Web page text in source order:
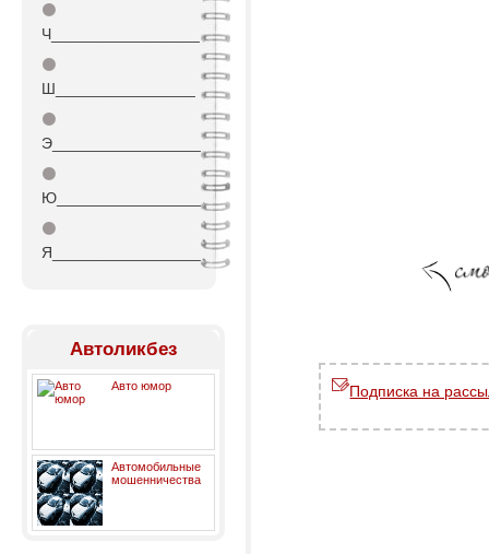
⚫
Ч_________________
⚫
Ш________________
⚫
Э_________________
⚫
Ю_________________
⚫
Я_________________
Автоликбез
Авто юмор
Автомобильные
мошенничества
Подписка на